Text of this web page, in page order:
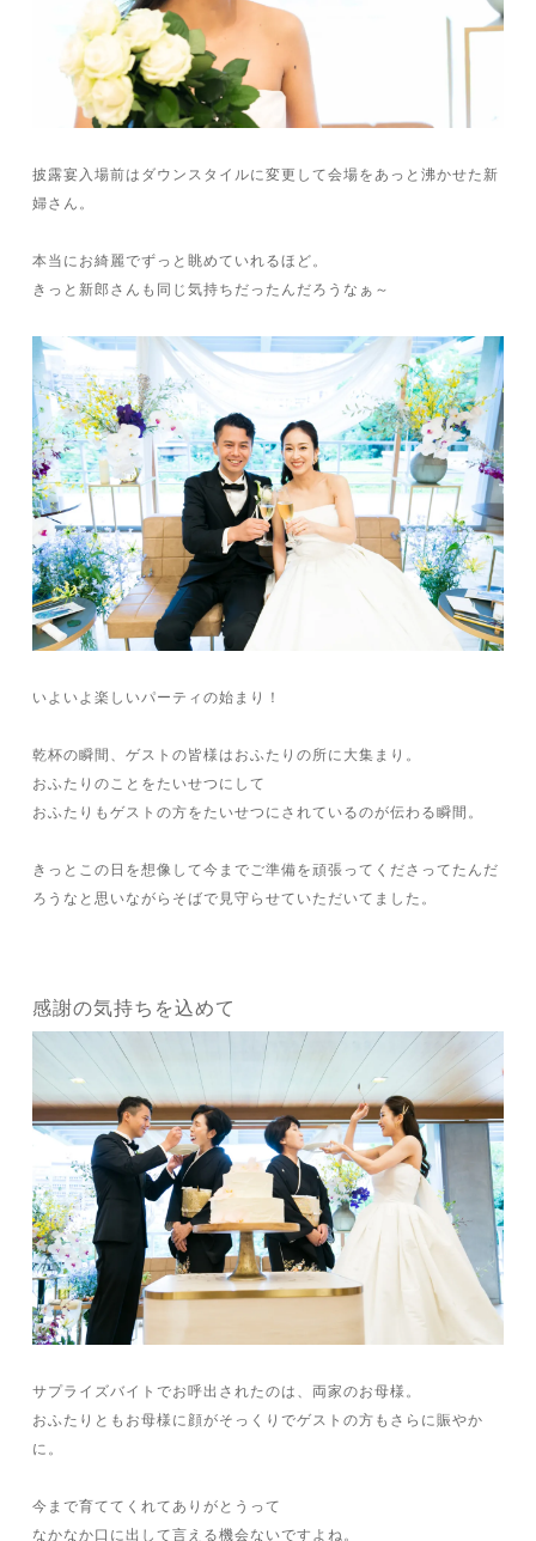
披露宴入場前はダウンスタイルに変更して会場をあっと沸かせた新
婦さん。
本当にお綺麗でずっと眺めていれるほど。
きっと新郎さんも同じ気持ちだったんだろうなぁ～
いよいよ楽しいパーティの始まり！
乾杯の瞬間、ゲストの皆様はおふたりの所に大集まり。
おふたりのことをたいせつにして
おふたりもゲストの方をたいせつにされているのが伝わる瞬間。
きっとこの日を想像して今までご準備を頑張ってくださってたんだ
ろうなと思いながらそばで見守らせていただいてました。
感謝の気持ちを込めて
サプライズバイトでお呼出されたのは、両家のお母様。
おふたりともお母様に顔がそっくりでゲストの方もさらに賑やか
に。
今まで育ててくれてありがとうって
なかなか口に出して言える機会ないですよね。